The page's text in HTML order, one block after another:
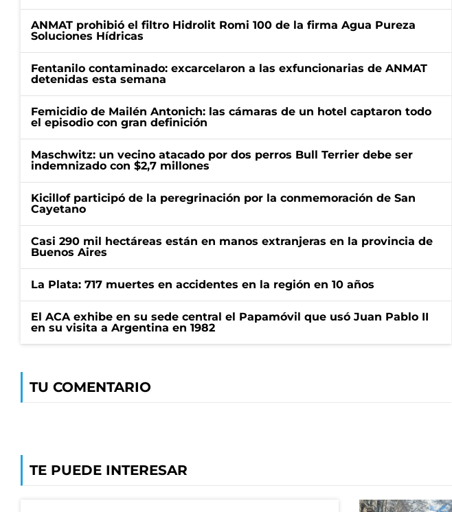
ANMAT prohibió el filtro Hidrolit Romi 100 de la firma Agua Pureza
Soluciones Hídricas
Fentanilo contaminado: excarcelaron a las exfuncionarias de ANMAT
detenidas esta semana
Femicidio de Mailén Antonich: las cámaras de un hotel captaron todo
el episodio con gran definición
Maschwitz: un vecino atacado por dos perros Bull Terrier debe ser
indemnizado con $2,7 millones
Kicillof participó de la peregrinación por la conmemoración de San
Cayetano
Casi 290 mil hectáreas están en manos extranjeras en la provincia de
Buenos Aires
La Plata: 717 muertes en accidentes en la región en 10 años
El ACA exhibe en su sede central el Papamóvil que usó Juan Pablo II
en su visita a Argentina en 1982
TU COMENTARIO
TE PUEDE INTERESAR